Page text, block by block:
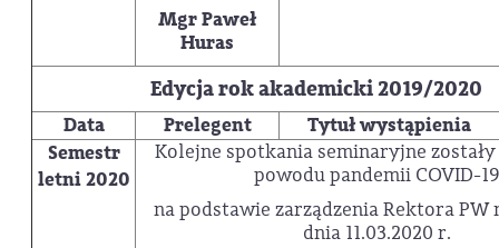
Mgr Paweł
Huras
Edycja rok akademicki 2019/2020
Data Prelegent
Tytuł wystąpienia
Semestr
letni 2020
Kolejne spotkania seminaryjne zostały
powodu pandemii COVID-19
na podstawie zarządzenia Rektora PW
dnia 11.03.2020 r.